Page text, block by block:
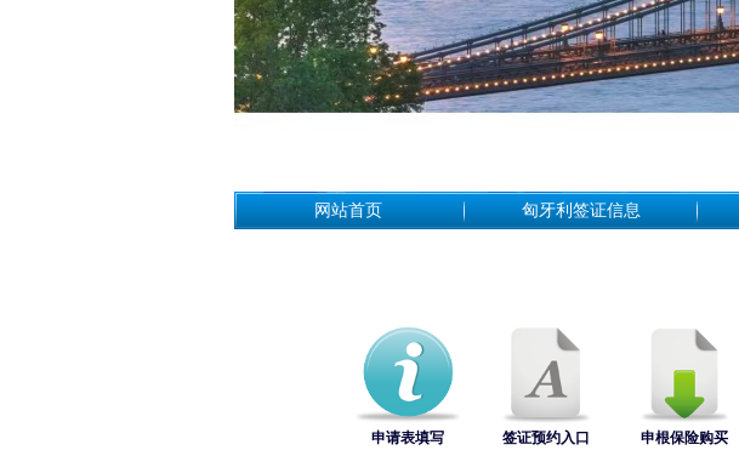
网站首页 匈牙利签证信息
申请表填写 签证预约入口 申根保险购买